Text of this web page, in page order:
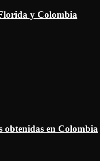
y Colombia
obtenidas en Colombia